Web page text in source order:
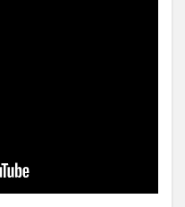
男性が一瞬で冷める女性の行
動6選